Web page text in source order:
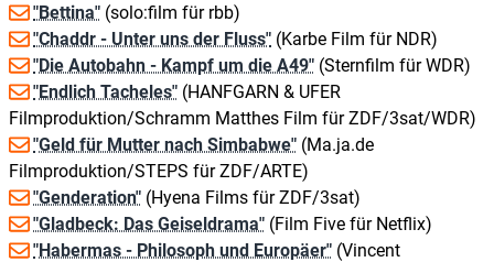
"Bettina" (solo:film für rbb)
"Chaddr - Unter uns der Fluss" (Karbe Film für NDR)
"Die Autobahn - Kampf um die A49" (Sternfilm für WDR)
"Endlich Tacheles" (HANFGARN & UFER
Filmproduktion/Schramm Matthes Film für ZDF/3sat/WDR)
"Geld für Mutter nach Simbabwe" (Ma.ja.de
Filmproduktion/STEPS für ZDF/ARTE)
"Genderation" (Hyena Films für ZDF/3sat)
"Gladbeck: Das Geiseldrama" (Film Five für Netflix)
"Habermas - Philosoph und Europäer" (Vincent